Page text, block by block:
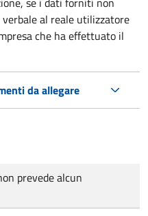
al reale utilizzatore
che ha effettuato il
da allegare
prevede alcun